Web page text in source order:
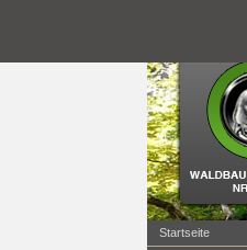
Startseite